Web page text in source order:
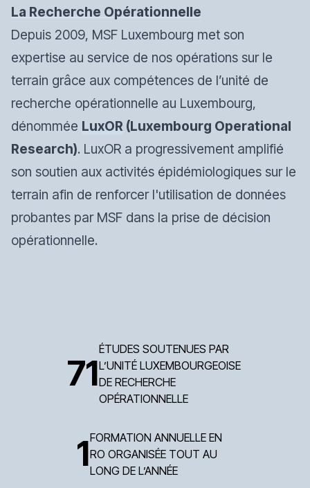
La Recherche Opérationnelle
Depuis 2009, MSF Luxembourg met son
expertise au service de nos opérations sur le
terrain grâce aux compétences de l’unité de
recherche opérationnelle au Luxembourg,
dénommée LuxOR (Luxembourg Operational
Research). LuxOR a progressivement amplifié
son soutien aux activités épidémiologiques sur le
terrain afin de renforcer l'utilisation de données
probantes par MSF dans la prise de décision
opérationnelle.
71
ÉTUDES SOUTENUES PAR
L’UNITÉ LUXEMBOURGEOISE
DE RECHERCHE
OPÉRATIONNELLE
1FORMATION ANNUELLE EN
RO ORGANISÉE TOUT AU
LONG DE L’ANNÉE